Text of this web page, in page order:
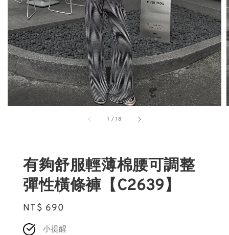
1 /18
有夠舒服輕薄棉腰可調整
彈性橫條褲【C2639】
Regular
price
NT$ 690
小提醒